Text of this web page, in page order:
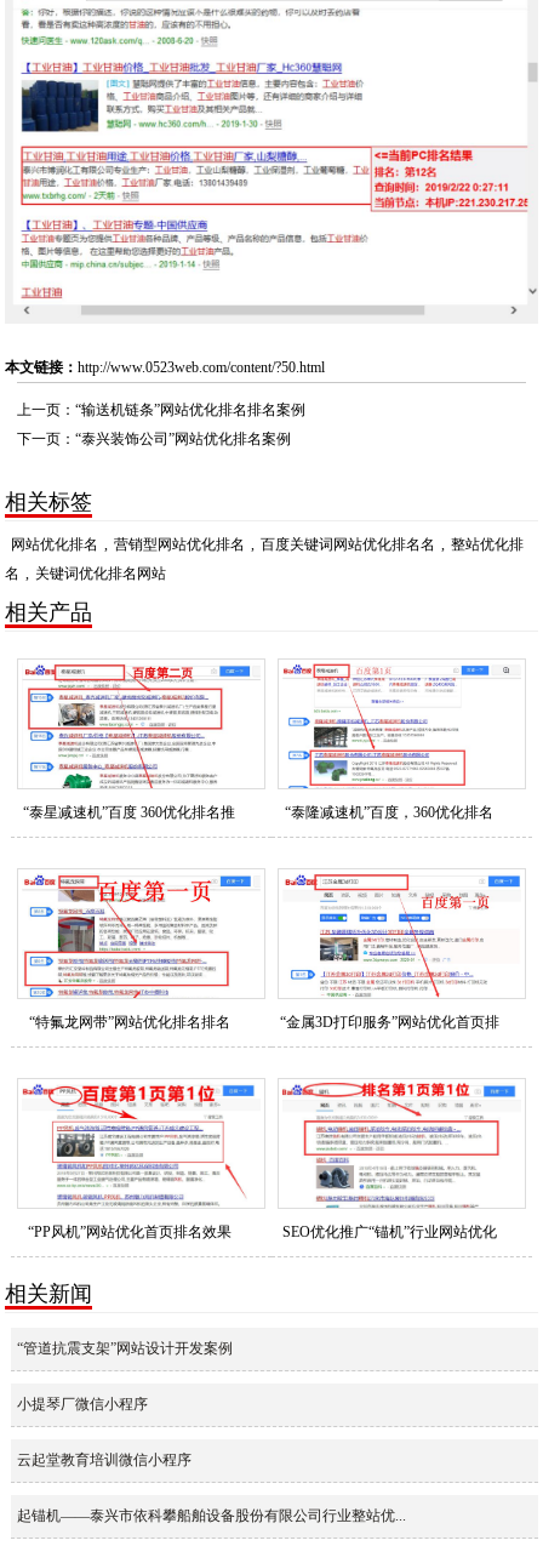
本文链接：http://www.0523web.com/content/?50.html
上一页：“输送机链条”网站优化排名排名案例
下一页：“泰兴装饰公司”网站优化排名案例
相关标签
网站优化排名 , 营销型网站优化排名 , 百度关键词网站优化排名名 , 整站优化排
名 , 关键词优化排名网站
相关产品
“泰星减速机”百度 360优化排名推
广
“泰隆减速机”百度，360优化排名
“特氟龙网带”网站优化排名排名
“金属3D打印服务”网站优化首页排
名
“PP风机”网站优化首页排名效果
SEO优化推广“锚机”行业网站优化
效果
相关新闻
“管道抗震支架”网站设计开发案例
小提琴厂微信小程序
云起堂教育培训微信小程序
起锚机——泰兴市依科攀船舶设备股份有限公司行业整站优...